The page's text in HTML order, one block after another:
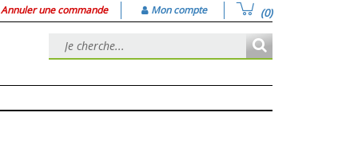
Annuler une commande Mon compte (0)